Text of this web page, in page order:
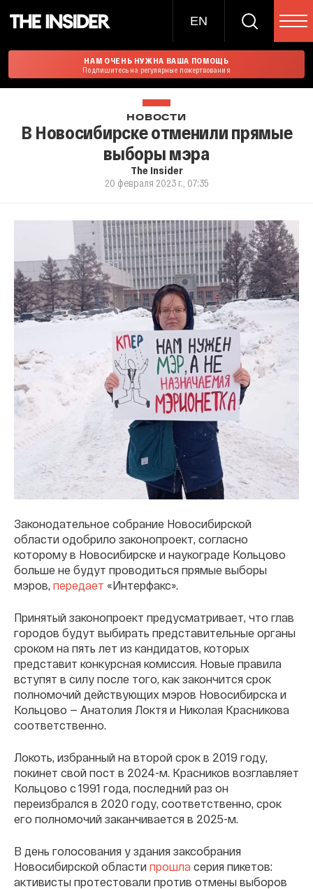
EN
НАМ ОЧЕНЬ НУЖНА ВАША ПОМОЩЬ
Подпишитесь на регулярные пожертвования
НОВОСТИ
В Новосибирске отменили прямые
выборы мэра
The Insider
20 февраля 2023 г., 07:35
Законодательное собрание Новосибирской
области одобрило законопроект, согласно
которому в Новосибирске и наукограде Кольцово
больше не будут проводиться прямые выборы
мэров, передает «Интерфакс».
Принятый законопроект предусматривает, что глав
городов будут выбирать представительные органы
сроком на пять лет из кандидатов, которых
представит конкурсная комиссия. Новые правила
вступят в силу после того, как закончится срок
полномочий действующих мэров Новосибирска и
Кольцово — Анатолия Локтя и Николая Красникова
соответственно.
Локоть, избранный на второй срок в 2019 году,
покинет свой пост в 2024-м. Красников возглавляет
Кольцово с 1991 года, последний раз он
переизбрался в 2020 году, соответственно, срок
его полномочий заканчивается в 2025-м.
В день голосования у здания заксобрания
Новосибирской области прошла серия пикетов:
активисты протестовали против отмены выборов